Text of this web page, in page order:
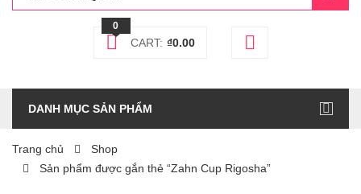
0
CART: ₫0.00
DANH MỤC SẢN PHẨM
Trang chủ
Shop
Sản phẩm được gắn thẻ “Zahn Cup Rigosha”